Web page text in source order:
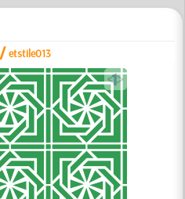
/etstile013
a